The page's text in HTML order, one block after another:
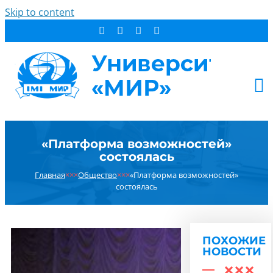
Skip to content
СТУДЕНТУ
НОВОСТИ
РЕЗУЛЬТАТ ПОИСКА:
«Платформа возможностей»
состоялась
Главная×××Общество×××«Платформа возможностей»
состоялась
ПОХОЖИЕ
НОВОСТИ